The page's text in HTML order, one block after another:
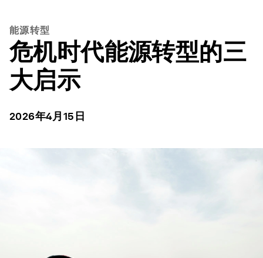
能源转型
危机时代能源转型的三
大启示
2026年4月15日